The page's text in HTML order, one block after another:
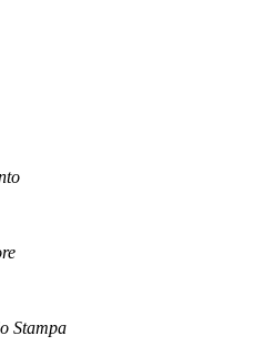
Stampa